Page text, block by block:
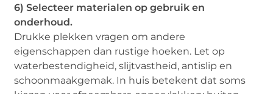
6) Selecteer materialen op gebruik en
onderhoud.
Drukke plekken vragen om andere
eigenschappen dan rustige hoeken. Let op
waterbestendigheid, slijtvastheid, antislip en
schoonmaakgemak. In huis betekent dat soms